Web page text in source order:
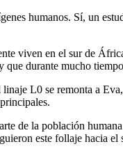
humanos. Sí, un
viven en el sur de
durante mucho
L0 se remonta a
de la población
este follaje hacia el